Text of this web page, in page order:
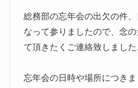
総務部の忘年会の出欠の件、
なって参りましたので、念
て頂きたくご連絡致しました
忘年会の日時や場所につき